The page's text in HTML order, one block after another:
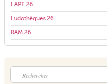
LAPE 26
Ludothèques 26
RAM 26